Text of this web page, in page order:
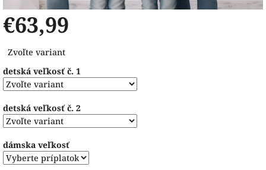
€63,99
cena:
Zvoľte variant
detská veľkosť č. 1
detská veľkosť č. 2
dámska veľkosť